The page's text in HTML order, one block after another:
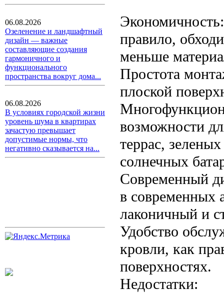
06.08.2026
Озеленение и ландшафтный
дизайн — важные
составляющие создания
гармоничного и
функционального
пространства вокруг дома...
06.08.2026
В условиях городской жизни
уровень шума в квартирах
зачастую превышает
допустимые нормы, что
негативно сказывается на...
правило,
меньше
Простота
плоской
возможности
террас,
солнечных
Современный
в современных
лаконичный и
Удобство
кровли, как
поверхностях.
Недостатки: